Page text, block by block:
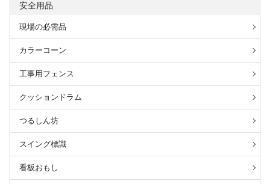
安全用品
現場の必需品
カラーコーン
工事用フェンス
クッションドラム
つるしん坊
スイング標識
看板おもし